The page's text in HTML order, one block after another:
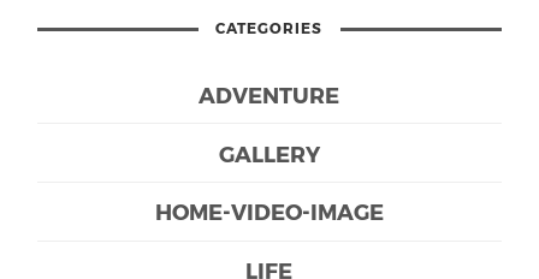
CATEGORIES
ADVENTURE
GALLERY
HOME-VIDEO-IMAGE
LIFE